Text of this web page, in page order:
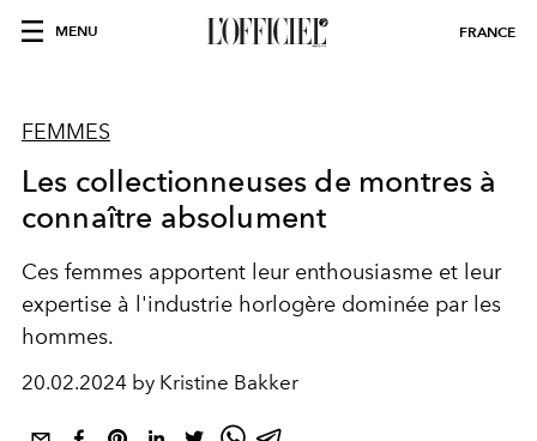
MENU FRANCE
FEMMES
Les collectionneuses de montres à
connaître absolument
Ces femmes apportent leur enthousiasme et leur
expertise à l'industrie horlogère dominée par les
hommes.
20.02.2024 by Kristine Bakker